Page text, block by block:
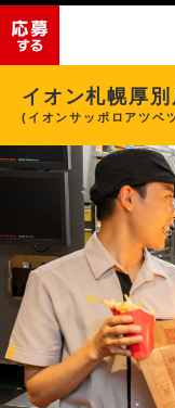
イオン札幌厚別
(イオンサッポロアツベ